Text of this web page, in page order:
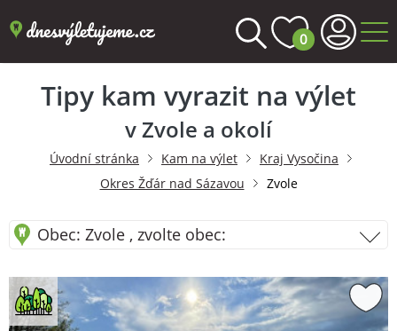
0
Tipy kam vyrazit na výlet
v Zvole a okolí
Úvodní stránka Kam na výlet
Kraj Vysočina
Okres Žďár nad Sázavou
Zvole
Obec: Zvole , zvolte obec: